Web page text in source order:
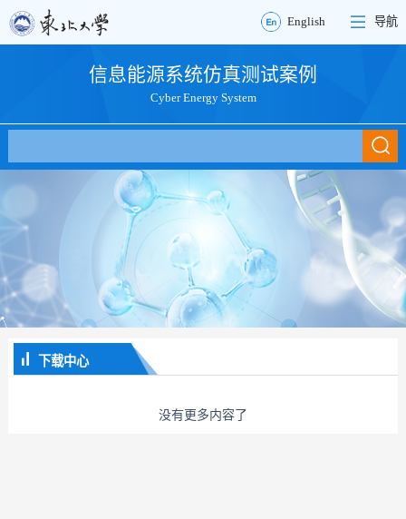
English 导航
信息能源系统仿真测试案例
Cyber Energy System
下载中心
没有更多内容了